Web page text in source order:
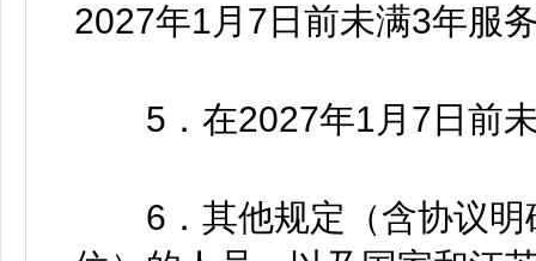
2027年1月7日前未满3年服
5．在2027年1月7日前未
6．其他规定（含协议明